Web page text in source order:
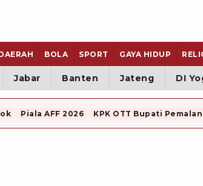
BOLA SPORT GAYA HIDUP
Jabar Banten Jateng DI
Piala AFF 2026 KPK OTT Bupati